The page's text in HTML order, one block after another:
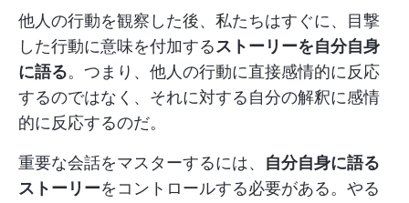
他人の行動を観察した後、私たちはすぐに、目撃
した行動に意味を付加するストーリーを自分自身
に語る。つまり、他人の行動に直接感情的に反応
するのではなく、それに対する自分の解釈に感情
的に反応するのだ。
重要な会話をマスターするには、 自分自身に語る
ストーリーをコントロールする必要がある。やる